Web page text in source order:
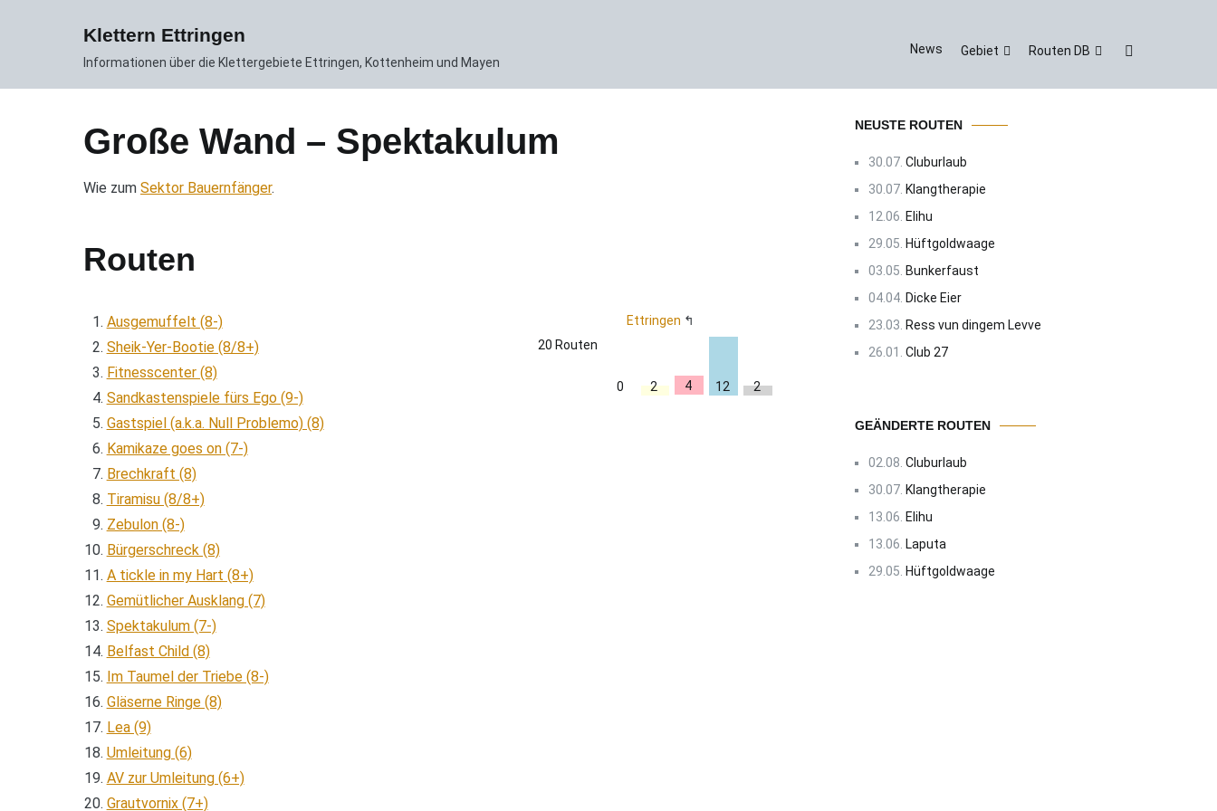
Klettern Ettringen
Informationen über die Klettergebiete Ettringen, Kottenheim und Mayen
News Gebiet Routen DB
Große Wand – Spektakulum
Wie zum Sektor Bauernfänger.
Routen
Ausgemuffelt (8-)
Sheik-Yer-Bootie (8/8+)
Fitnesscenter (8)
Sandkastenspiele fürs Ego (9-)
Gastspiel (a.k.a. Null Problemo) (8)
Kamikaze goes on (7-)
Brechkraft (8)
Tiramisu (8/8+)
Zebulon (8-)
Bürgerschreck (8)
A tickle in my Hart (8+)
Gemütlicher Ausklang (7)
Spektakulum (7-)
Belfast Child (8)
Im Taumel der Triebe (8-)
Gläserne Ringe (8)
Lea (9)
Umleitung (6)
AV zur Umleitung (6+)
Grautvornix (7+)
Ettringen
20 Routen
0 2 4 12 2
NEUSTE ROUTEN
30.07. Cluburlaub
30.07. Klangtherapie
12.06. Elihu
29.05. Hüftgoldwaage
03.05. Bunkerfaust
04.04. Dicke Eier
23.03. Ress vun dingem Levve
26.01. Club 27
GEÄNDERTE ROUTEN
02.08. Cluburlaub
30.07. Klangtherapie
13.06. Elihu
13.06. Laputa
29.05. Hüftgoldwaage